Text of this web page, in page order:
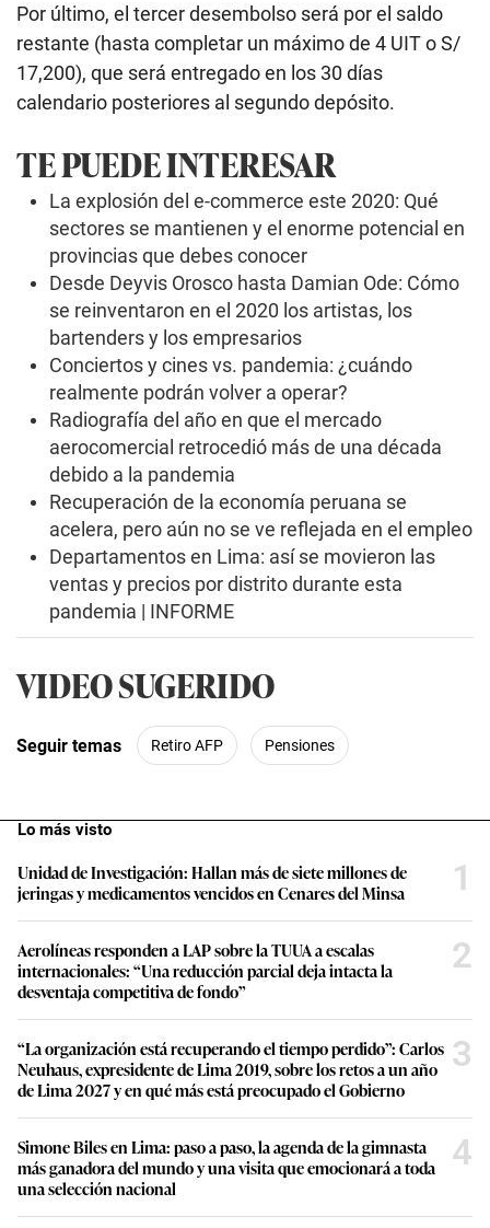
Por último, el tercer desembolso será por el saldo
restante (hasta completar un máximo de 4 UIT o S/
17,200), que será entregado en los 30 días
calendario posteriores al segundo depósito.
TE PUEDE INTERESAR
La explosión del e-commerce este 2020: Qué
sectores se mantienen y el enorme potencial en
provincias que debes conocer
Desde Deyvis Orosco hasta Damian Ode: Cómo
se reinventaron en el 2020 los artistas, los
bartenders y los empresarios
Conciertos y cines vs. pandemia: ¿cuándo
realmente podrán volver a operar?
Radiografía del año en que el mercado
aerocomercial retrocedió más de una década
debido a la pandemia
Recuperación de la economía peruana se
acelera, pero aún no se ve reflejada en el empleo
Departamentos en Lima: así se movieron las
ventas y precios por distrito durante esta
pandemia | INFORME
VIDEO SUGERIDO
Seguir temas Retiro AFP Pensiones
Lo más visto
Unidad de Investigación: Hallan más de siete millones de
jeringas y medicamentos vencidos en Cenares del Minsa
1
Aerolíneas responden a LAP sobre la TUUA a escalas
internacionales: “Una reducción parcial deja intacta la
desventaja competitiva de fondo”
2
“La organización está recuperando el tiempo perdido”: Carlos
Neuhaus, expresidente de Lima 2019, sobre los retos a un año
de Lima 2027 y en qué más está preocupado el Gobierno
3
Simone Biles en Lima: paso a paso, la agenda de la gimnasta
más ganadora del mundo y una visita que emocionará a toda
una selección nacional
4